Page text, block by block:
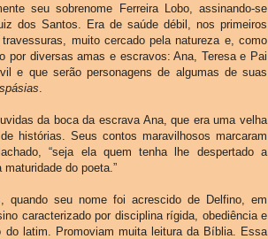
seu sobrenome Ferreira Lobo, assinando-se
dos Santos. Era de saúde débil, nos primeiros
muito cercado pela natureza e, como
por diversas amas e escravos: Ana, Teresa e Pai
e que serão personagens de algumas de suas
da boca da escrava Ana, que era uma velha
histórias. Seus contos maravilhosos marcaram
“seja ela quem tenha lhe despertado a
do poeta.”
seu nome foi acrescido de Delfino, em
caracterizado por disciplina rígida, obediência e
latim. Promoviam muita leitura da Bíblia. Essa